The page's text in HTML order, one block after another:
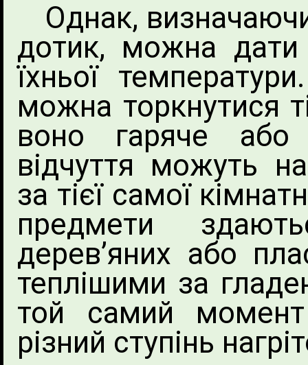
Однак, визначаючи
дотик, можна дати
їхньої
можна торкнутися
воно гаряче або
відчуття можуть
за тієї самої
предмети
дерев’яних або
теплішими за
той самий
різний ступінь